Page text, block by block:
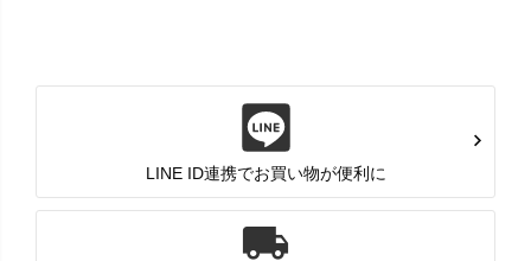
LINE ID連携でお買い物が便利に